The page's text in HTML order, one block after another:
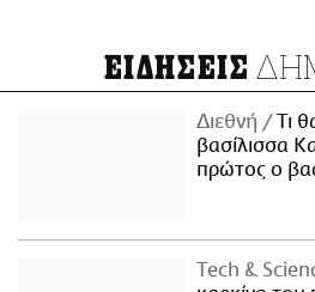
ΕΙΔΗΣΕΙΣ
Διεθνή
Τι
βασίλισσα
πρώτος ο
Τech &